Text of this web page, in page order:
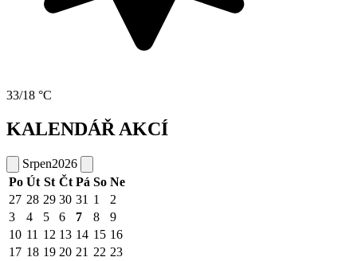
33/18 °C
KALENDÁŘ AKCÍ
Srpen2026
Po Út St Čt Pá So Ne
27 28 29 30 31 1
2
3
4 5 6 7 8
9
10 11 12 13 14 15 16
17 18 19 20 21 22 23